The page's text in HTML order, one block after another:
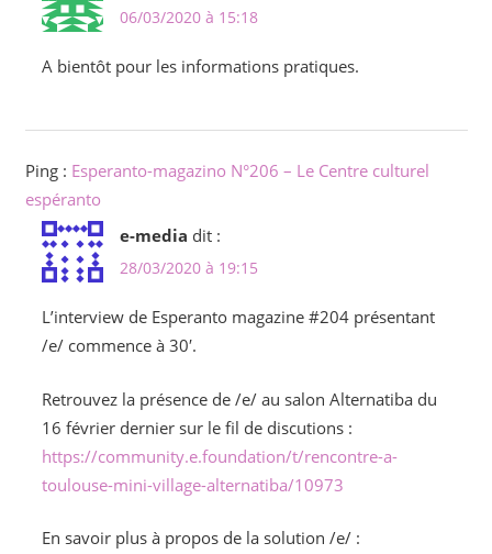
06/03/2020 à 15:18
A bientôt pour les informations pratiques.
Ping : Esperanto-magazino N°206 – Le Centre culturel
espéranto
e-media dit :
28/03/2020 à 19:15
L’interview de Esperanto magazine #204 présentant
/e/ commence à 30′.
Retrouvez la présence de /e/ au salon Alternatiba du
16 février dernier sur le fil de discutions :
https://community.e.foundation/t/rencontre-a-
toulouse-mini-village-alternatiba/10973
En savoir plus à propos de la solution /e/ :